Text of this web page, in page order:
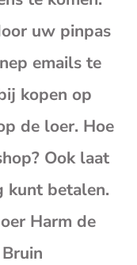
bericht
op
Facebook
bericht
op
X
bericht
op
uw pinpas
emails te
kopen op
de loer. Hoe
Ook laat
kunt betalen.
Harm de